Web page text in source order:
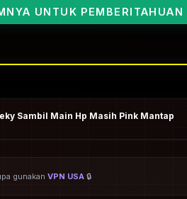
UPDATE
Sambil Main Hp Masih Pink Mantap
gunakan VPN USA 🔒